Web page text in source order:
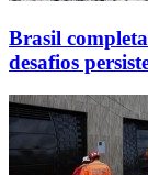
Brasil
desafios